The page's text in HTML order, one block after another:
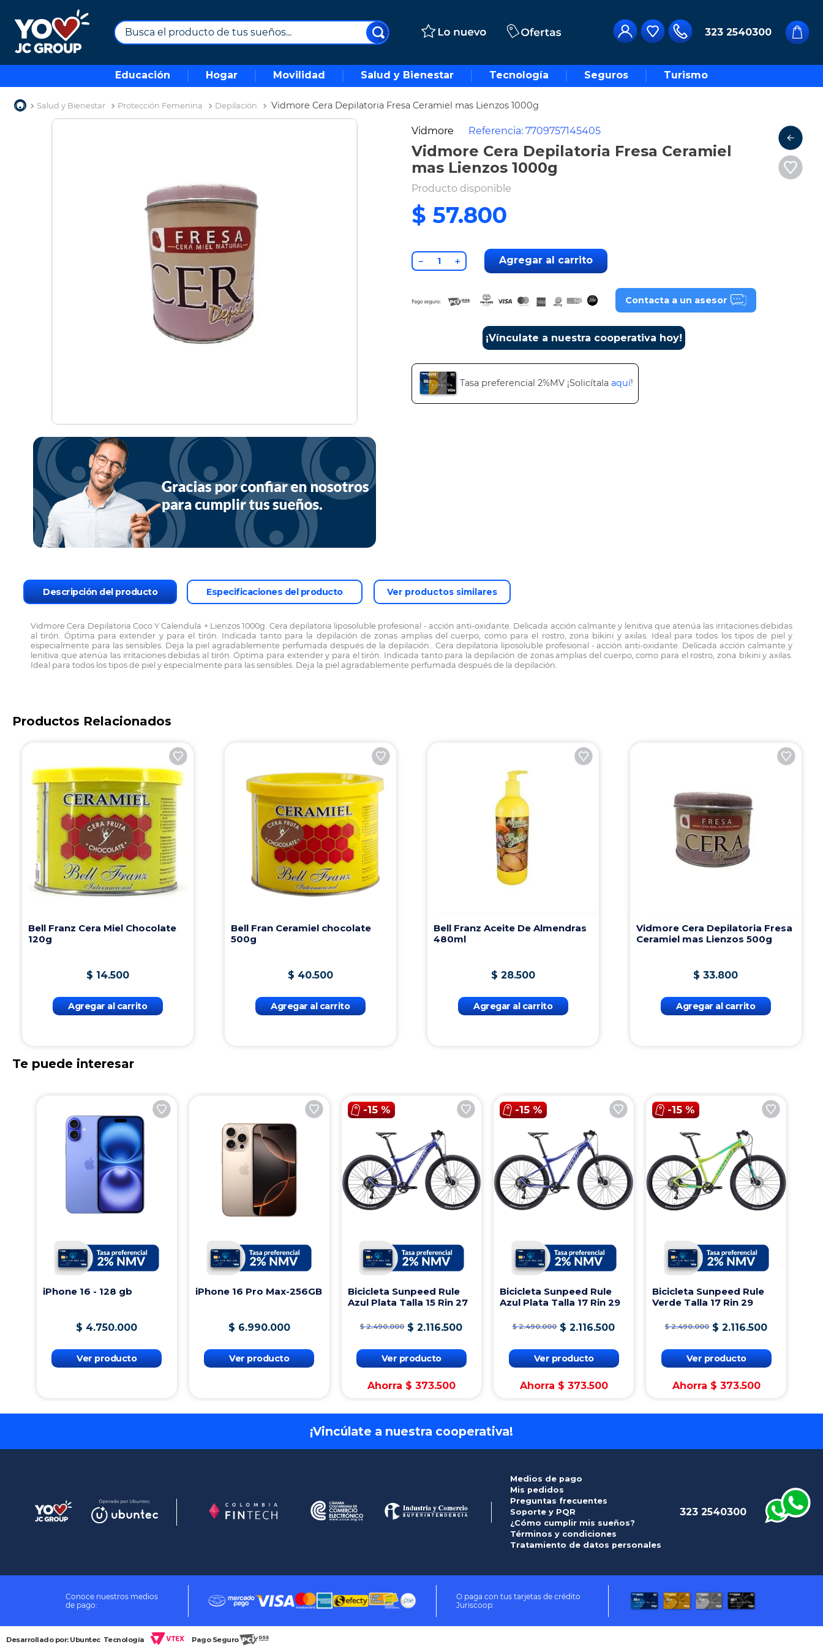
Busca el producto de tus sueños...
323 2540300
Educación Hogar Movilidad Salud y Bienestar Tecnología Seguros Turismo
Salud y Bienestar Protección Femenina Depilación Vidmore Cera Depilatoria Fresa Ceramiel mas Lienzos 1000g
Vidmore Referencia: 7709757145405
Vidmore Cera Depilatoria Fresa Ceramiel
mas Lienzos 1000g
Producto disponible
$ 57.800
＋
－ Agregar al carrito
Contacta a un asesor
¡Vínculate a nuestra cooperativa hoy!
Tasa preferencial 2%MV ¡Solicítala aquí!
Descripción del producto Especificaciones del producto Ver productos similares
Vidmore Cera Depilatoria Coco Y Calendula + Lienzos 1000g. Cera depilatoria liposoluble profesional - acción anti-oxidante. Delicada acción calmante y lenitiva que atenúa las irritaciones debidas
al tirón. Óptima para extender y para el tirón. Indicada tanto para la depilación de zonas amplias del cuerpo, como para el rostro, zona bikini y axilas. Ideal para todos los tipos de piel y
especialmente para las sensibles. Deja la piel agradablemente perfumada después de la depilación.. Cera depilatoria liposoluble profesional - acción anti-oxidante. Delicada acción calmante y
lenitiva que atenúa las irritaciones debidas al tirón. Óptima para extender y para el tirón. Indicada tanto para la depilación de zonas amplias del cuerpo, como para el rostro, zona bikini y axilas.
Ideal para todos los tipos de piel y especialmente para las sensibles. Deja la piel agradablemente perfumada después de la depilación.
Productos Relacionados
Bell Franz Cera Miel Chocolate
120g
$ 14.500
Agregar al carrito
Bell Fran Ceramiel chocolate
500g
$ 40.500
Agregar al carrito
Bell Franz Aceite De Almendras
480ml
$ 28.500
Agregar al carrito
Vidmore Cera Depilatoria Fresa
Ceramiel mas Lienzos 500g
$ 33.800
Agregar al carrito
Te puede interesar
iPhone 16 - 128 gb
$ 4.750.000
Ver producto
iPhone 16 Pro Max-256GB
$ 6.990.000
Ver producto
-15 %
Bicicleta Sunpeed Rule
Azul Plata Talla 15 Rin 27
$ 2.490.000 $ 2.116.500
Ver producto
Ahorra $ 373.500
-15 %
Bicicleta Sunpeed Rule
Azul Plata Talla 17 Rin 29
$ 2.490.000 $ 2.116.500
Ver producto
Ahorra $ 373.500
-15 %
Bicicleta Sunpeed Rule
Verde Talla 17 Rin 29
$ 2.490.000 $ 2.116.500
Ver producto
Ahorra $ 373.500
¡Vincúlate a nuestra cooperativa!
Medios de pago
Mis pedidos
Preguntas frecuentes
Soporte y PQR
¿Cómo cumplir mis sueños?
Términos y condiciones
Tratamiento de datos personales
323 2540300
Conoce nuestros medios
de pago:
O paga con tus tarjetas de crédito
Juriscoop:
Desarrollado por: UbuntecTecnología Pago Seguro
TÉRMINOS MÁS BUSCADOS
3.
moto